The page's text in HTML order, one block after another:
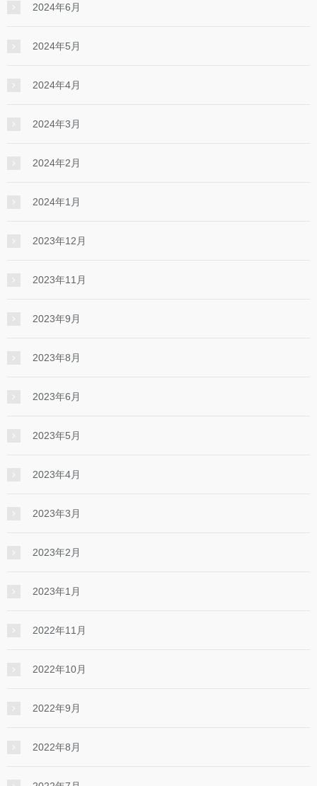
2024年6月
2024年5月
2024年4月
2024年3月
2024年2月
2024年1月
2023年12月
2023年11月
2023年9月
2023年8月
2023年6月
2023年5月
2023年4月
2023年3月
2023年2月
2023年1月
2022年11月
2022年10月
2022年9月
2022年8月